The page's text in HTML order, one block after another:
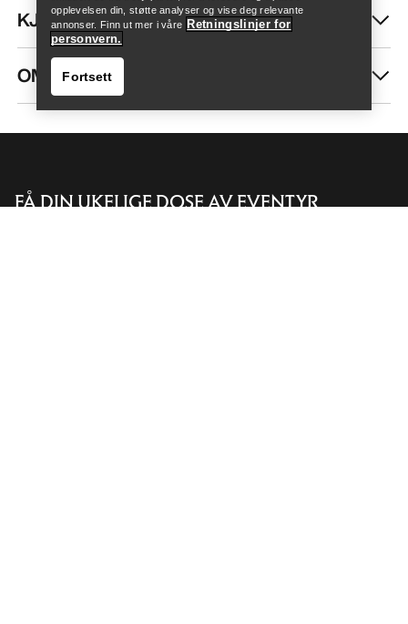
Finn butikk Help
KJØP MER
OM OSS
FÅ DIN UKELIGE DOSE AV EVENTYR
opplevelsen din, støtte analyser og vise deg relevante
annonser. Finn ut mer i våre Retningslinjer for
personvern.
Fortsett